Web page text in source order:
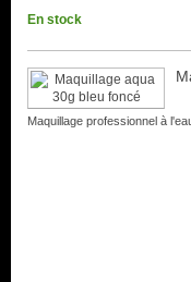
En stock
Maquillage professionnel à